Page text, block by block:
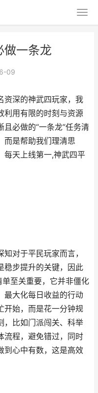
做一条龙
09
资深的神武四玩家，我
利用有限的时刻与资源
必做的“一条龙”任务清
而是帮助我们理清思
每天上线第一,神武四平
对于平民玩家而言，
稳步提升的关键，因此
单至关重要，它并非僵化
最大化每日收益的行动
开始，而是花一分钟规
，比如门派闯关、科举
流程，避免错过，同时
到心中有数，这是高效